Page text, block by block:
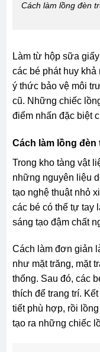
Cách làm lồng đèn
Làm từ hộp sữa
các bé phát huy khả
ý thức bảo vệ môi
cũ. Những chiếc
điểm nhấn đặc biệt
Cách làm lồng
Trong kho tàng vật
những nguyên liệu
tạo nghệ thuật nhỏ
các bé có thể tự tay
sáng tạo đậm chất
Cách làm đơn giản
như mặt trăng, mặt
thống. Sau đó, các
thích để trang trí.
tiết phù hợp, rồi
tạo ra những chiếc